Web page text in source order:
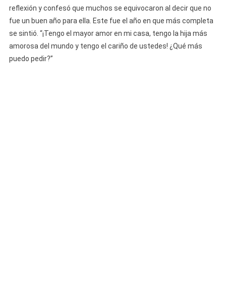
reflexión y confesó que muchos se equivocaron al decir que no
fue un buen año para ella. Este fue el año en que más completa
se sintió. “¡Tengo el mayor amor en mi casa, tengo la hija más
amorosa del mundo y tengo el cariño de ustedes! ¿Qué más
puedo pedir?”